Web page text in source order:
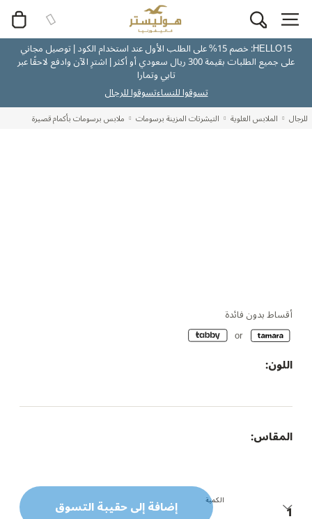
HELLO15: خصم 15% على الطلب الأول عند استخدام الكود | توصيل مجاني
على جميع الطلبات بقيمة 300 ريال سعودي أو أكثر | اشترِ الآن وادفع لاحقًا عبر
تابي وتمارا
تسوقوا للنساءتسوقوا للرجال
للرجال الملابس العلوية التيشرتات المزينة برسومات ملابس برسومات بأكمام قصيرة
أقساط بدون فائدة
اللون:
المقاس:
الكمية إضافة إلى حقيبة التسوق